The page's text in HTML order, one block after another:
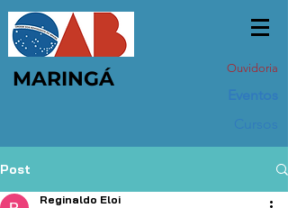
MARINGÁ Ouvidoria
Post
Reginaldo Eloi